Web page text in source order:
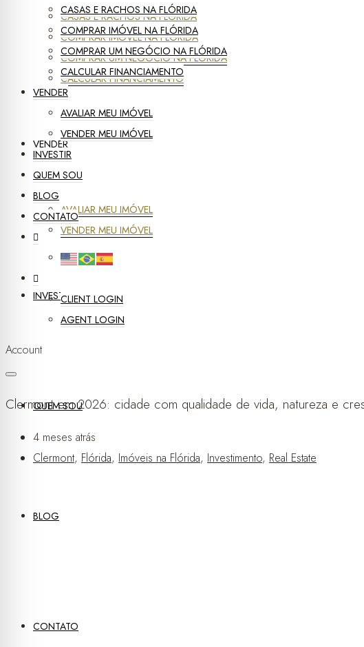
CASAS E RACHOS NA FLÓRIDA
COMPRAR IMÓVEL NA FLÓRIDA
COMPRAR UM NEGÓCIO NA FLÓRIDA
CALCULAR FINANCIAMENTO
VENDER
AVALIAR MEU IMÓVEL
VENDER MEU IMÓVEL
INVESTIR
QUEM SOU
BLOG
CONTATO
CASAS E RACHOS NA FLÓRIDA
COMPRAR IMÓVEL NA FLÓRIDA
COMPRAR UM NEGÓCIO NA FLÓRIDA
CALCULAR FINANCIAMENTO
VENDER
AVALIAR MEU IMÓVEL
VENDER MEU IMÓVEL
INVESTIR
QUEM SOU
BLOG
CONTATO
CLIENT LOGIN
AGENT LOGIN
Account
Clermont em 2026: cidade com qualidade de vida, natureza e
4 meses atrás
Clermont, Flórida, Imóveis na Flórida, Investimento, Real Estate